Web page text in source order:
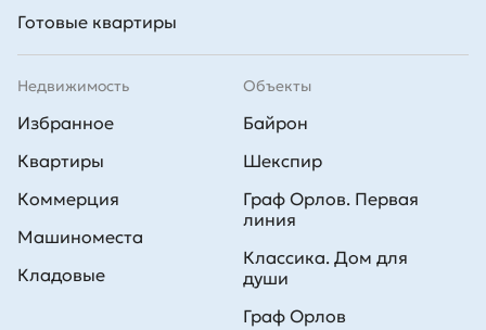
Готовые квартиры
Недвижимость
Избранное
Квартиры
Коммерция
Машиноместа
Кладовые
Объекты
Байрон
Шекспир
Граф Орлов. Первая
линия
Классика. Дом для
души
Граф Орлов